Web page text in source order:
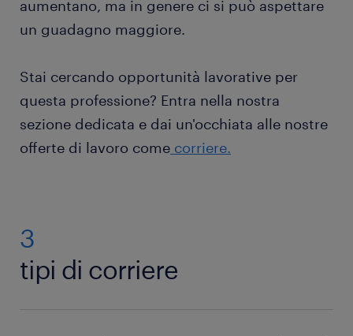
aumentano, ma in genere ci si può aspettare
un guadagno maggiore.
Stai cercando opportunità lavorative per
questa professione? Entra nella nostra
sezione dedicata e dai un'occhiata alle nostre
offerte di lavoro come corriere.
3
tipi di corriere